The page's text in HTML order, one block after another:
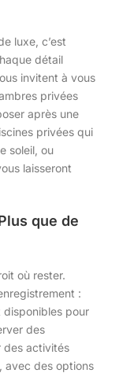
luxe, c’est
détail
invitent à vous
privées
après une
privées qui
soleil, ou
laisseront
que de
où rester.
:
pour
des
des activités
avec des options